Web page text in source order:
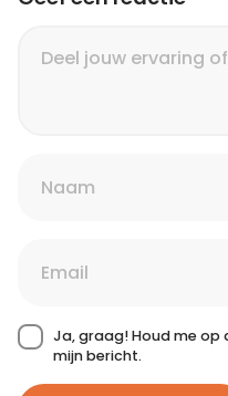
Ja, graag! Houd me op
mijn bericht.